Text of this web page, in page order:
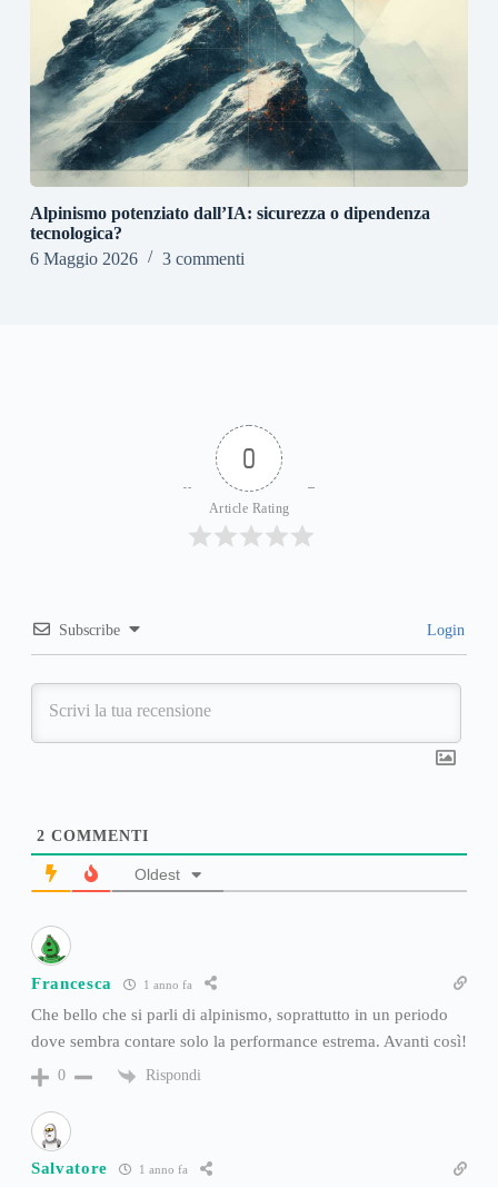
Alpinismo potenziato dall’IA: sicurezza o dipendenza
tecnologica?
6 Maggio 2026
3 commenti
0
Article Rating
Subscribe Login
2 COMMENTI
Oldest
Francesca 1 anno fa
Che bello che si parli di alpinismo, soprattutto in un periodo
dove sembra contare solo la performance estrema. Avanti così!
0 Rispondi
Salvatore 1 anno fa